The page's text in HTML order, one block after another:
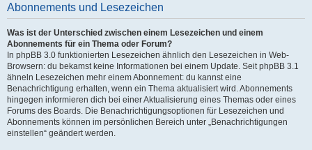
Abonnements und Lesezeichen
Was ist der Unterschied zwischen einem Lesezeichen und einem
Abonnements für ein Thema oder Forum?
In phpBB 3.0 funktionierten Lesezeichen ähnlich den Lesezeichen in Web-
Browsern: du bekamst keine Informationen bei einem Update. Seit phpBB 3.1
ähneln Lesezeichen mehr einem Abonnement: du kannst eine
Benachrichtigung erhalten, wenn ein Thema aktualisiert wird. Abonnements
hingegen informieren dich bei einer Aktualisierung eines Themas oder eines
Forums des Boards. Die Benachrichtigungsoptionen für Lesezeichen und
Abonnements können im persönlichen Bereich unter „Benachrichtigungen
einstellen“ geändert werden.